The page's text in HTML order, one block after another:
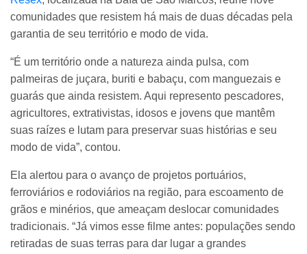
comunidades que resistem há mais de duas décadas pela
garantia de seu território e modo de vida.
“É um território onde a natureza ainda pulsa, com
palmeiras de juçara, buriti e babaçu, com manguezais e
guarás que ainda resistem. Aqui represento pescadores,
agricultores, extrativistas, idosos e jovens que mantêm
suas raízes e lutam para preservar suas histórias e seu
modo de vida”, contou.
Ela alertou para o avanço de projetos portuários,
ferroviários e rodoviários na região, para escoamento de
grãos e minérios, que ameaçam deslocar comunidades
tradicionais. “Já vimos esse filme antes: populações sendo
retiradas de suas terras para dar lugar a grandes